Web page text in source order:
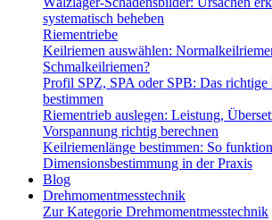
systematisch beheben
Riementriebe
Keilriemen auswählen:
Schmalkeilriemen?
Profil SPZ, SPA oder SPB: Das
bestimmen
Riementrieb auslegen: Leistung,
Vorspannung richtig berechnen
Keilriemenlänge bestimmen: So
Dimensionsbestimmung in der Praxis
Blog
Drehmomentmesstechnik
Zur Kategorie Drehmomentmesstechnik